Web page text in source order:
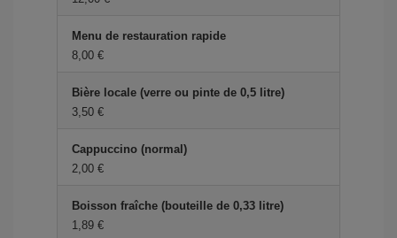
Menu de restauration rapide
8,00 €
Bière locale (verre ou pinte de 0,5 litre)
3,50 €
Cappuccino (normal)
2,00 €
Boisson fraîche (bouteille de 0,33 litre)
1,89 €